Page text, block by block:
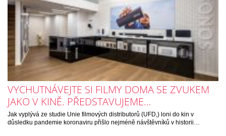
VYCHUTNÁVEJTE SI FILMY DOMA SE ZVUKEM
JAKO V KINĚ. PŘEDSTAVUJEME…
Jak vyplývá ze studie Unie filmových distributorů (UFD,) loni do kin v
důsledku pandemie koronaviru přišlo nejméně návštěvníků v historii…